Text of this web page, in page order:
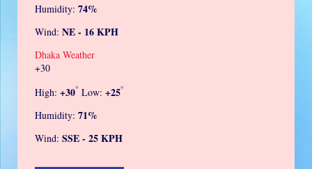
Humidity: 74%
Wind: NE - 16 KPH
Dhaka Weather
+30
High: +30° Low: +25°
Humidity: 71%
Wind: SSE - 25 KPH